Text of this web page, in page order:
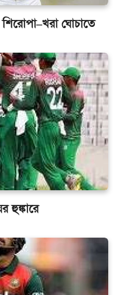
ঘোচাতে
হুঙ্কারে